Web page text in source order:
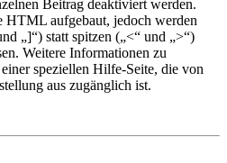
Beitrag deaktiviert werden.
aufgebaut, jedoch werden
„]“) statt spitzen („<“ und „>“)
Weitere Informationen zu
speziellen Hilfe-Seite, die von
aus zugänglich ist.